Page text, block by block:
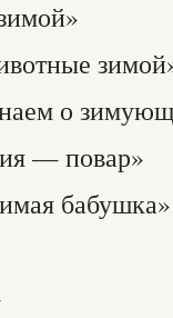
о
— повар»
бабушка»